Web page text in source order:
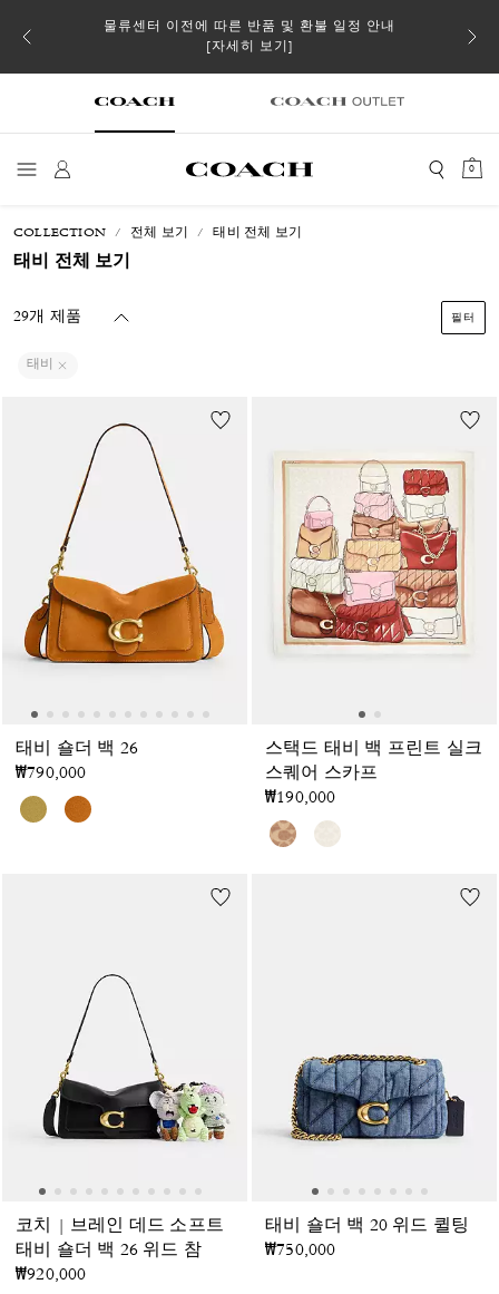
스트
물류센터 이전에 따른 반품 및 환불 일정 안내
[자세히 보기]
일부
0
COLLECTION 전체 보기 태비 전체 보기
태비 전체 보기
29개 제품 필터
태비
태비 숄더 백 26
₩790,000
스택드 태비 백 프린트 실크
스퀘어 스카프
₩190,000
코치 | 브레인 데드 소프트
태비 숄더 백 26 위드 참
₩920,000
태비 숄더 백 20 위드 퀼팅
₩750,000